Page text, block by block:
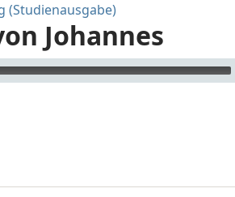
(Studienausgabe)
Johannes